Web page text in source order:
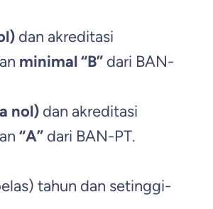
dan akreditasi
minimal “B” dari BAN-
nol) dan akreditasi
“A” dari BAN-PT.
tahun dan setinggi-